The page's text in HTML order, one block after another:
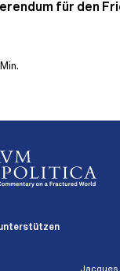
für den